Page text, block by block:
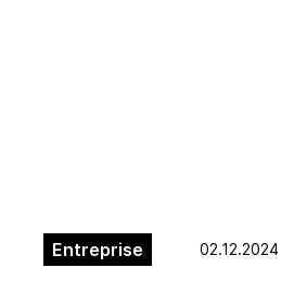
Entreprise 02.12.2024